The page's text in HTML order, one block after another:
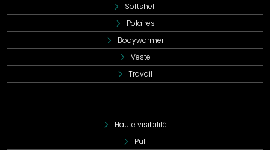
Softshell
Polaires
Bodywarmer
Veste
Travail
Haute visibilité
Pull